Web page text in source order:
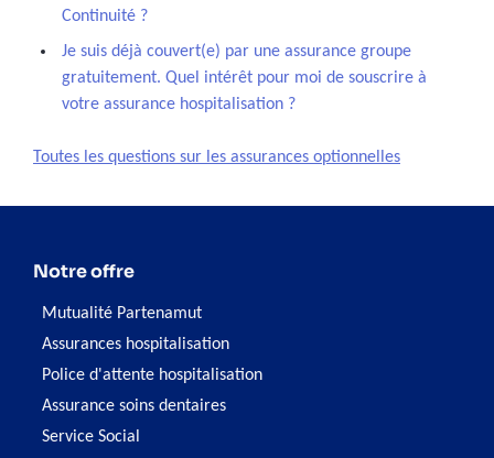
Continuité ?
Je suis déjà couvert(e) par une assurance groupe
gratuitement. Quel intérêt pour moi de souscrire à
votre assurance hospitalisation ?
Toutes les questions sur les assurances optionnelles
Notre offre
Mutualité Partenamut
Assurances hospitalisation
Police d'attente hospitalisation
Assurance soins dentaires
Service Social